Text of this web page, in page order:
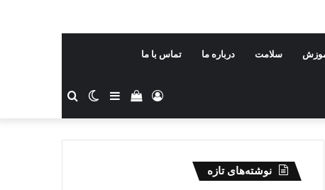
سلامت درباره ما تماس با ما
جستجو
برای
تغییر
پوسته
سایدباردیدن
سبد
ورود
نوشته‌های تازه